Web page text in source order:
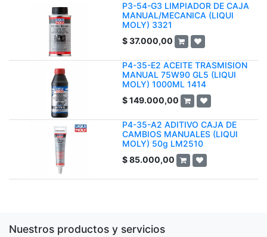
P3-54-G3 LIMPIADOR DE CAJA
MANUAL/MECANICA (LIQUI
MOLY) 3321
$37.000,00
P4-35-E2 ACEITE TRASMISION
MANUAL 75W90 GL5 (LIQUI
MOLY) 1000ML 1414
$149.000,00
P4-35-A2 ADITIVO CAJA DE
CAMBIOS MANUALES (LIQUI
MOLY) 50g LM2510
$85.000,00
Nuestros productos y servicios